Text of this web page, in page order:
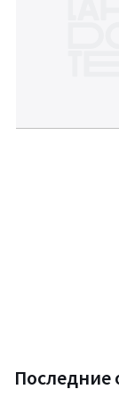
Последние